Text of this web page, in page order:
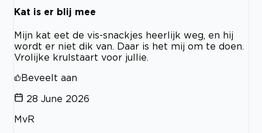
Kat is er blij mee
Mijn kat eet de vis-snackjes heerlijk weg, en hij
wordt er niet dik van. Daar is het mij om te doen.
Vrolijke krulstaart voor jullie.
Beveelt aan
28 June 2026
MvR